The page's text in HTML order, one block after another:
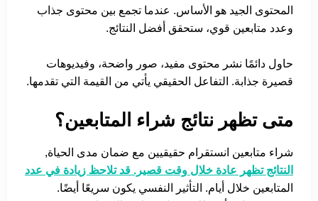
المحتوى الجيد هو الأساس. عندما تجمع بين محتوى جذاب
وعدد متابعين قوي، ستحقق أفضل النتائج.
حاول دائمًا نشر محتوى مفيد، صور واضحة، وفيديوهات
قصيرة جذابة. التفاعل الحقيقي يأتي من القيمة التي تقدمها.
متى تظهر نتائج شراء المتابعين؟
شراء متابعين انستقرام حقيقيين مع ضمان مدى الحياة,
النتائج تظهر عادة خلال وقت قصير. قد تلاحظ زيادة في عدد
المتابعين خلال أيام. التأثير النفسي يكون سريعًا أيضًا.